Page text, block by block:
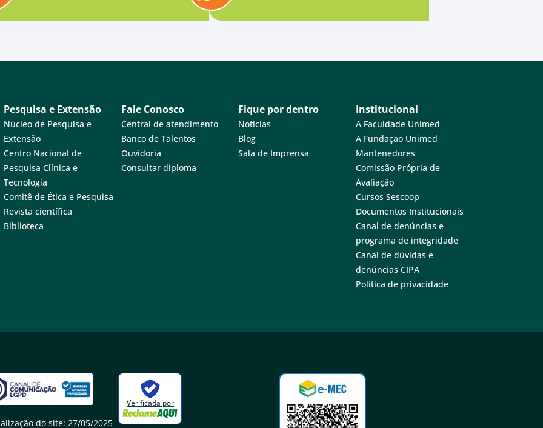
Pesquisa e Extensão
Núcleo de Pesquisa e
Extensão
Centro Nacional de
Pesquisa Clínica e
Tecnologia
Comitê de Ética e Pesquisa
Revista científica
Biblioteca
Fale Conosco
Central de atendimento
Banco de Talentos
Ouvidoria
Consultar diploma
Fique por dentro
Notícias
Blog
Sala de Imprensa
Institucional
A Faculdade Unimed
A Fundaçao Unimed
Mantenedores
Comissão Própria de
Avaliação
Cursos Sescoop
Documentos Institucionais
Canal de denúncias e
programa de integridade
Canal de dúvidas e
denúncias CIPA
Política de privacidade
do site: 27/05/2025
Verificada por